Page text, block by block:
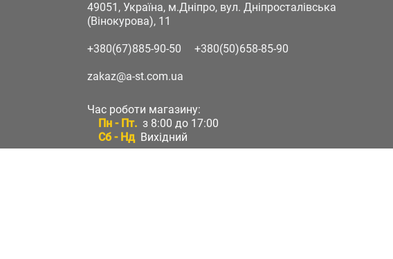
49051, Україна, м.Дніпро, вул. Дніпросталівська
(Вінокурова), 11
+380(67)885-90-50 +380(50)658-85-90
zakaz@a-st.com.ua
Час роботи магазину:
Пн - Пт. з 8:00 до 17:00
Сб - Нд Вихідний